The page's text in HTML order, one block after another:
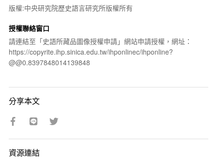
版權:中央研究院歷史語言研究所版權所有
授權聯絡窗口
請連結至「史語所藏品圖像授權申請」網站申請授權，網址：
https://copyrite.ihp.sinica.edu.tw/ihponlinec/ihponline?
@@0.8397848014139848
分享本文
資源連結